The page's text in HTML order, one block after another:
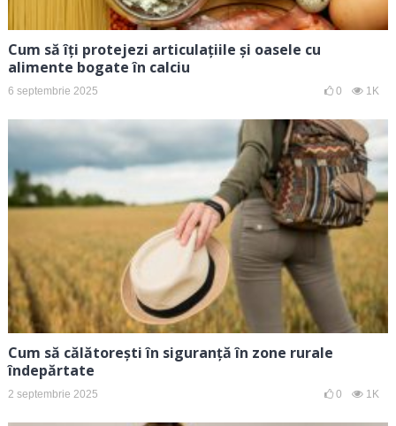
Cum să îți protejezi articulațiile și oasele cu
alimente bogate în calciu
6 septembrie 2025 0 1K
Cum să călătorești în siguranță în zone rurale
îndepărtate
2 septembrie 2025 0 1K